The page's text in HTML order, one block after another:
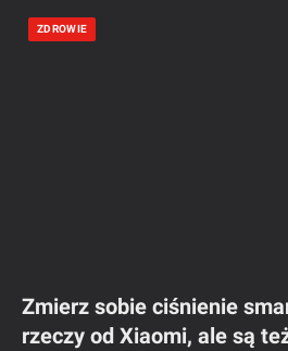
ZDROWIE
Zmierz sobie ciśnienie
rzeczy od Xiaomi, ale są